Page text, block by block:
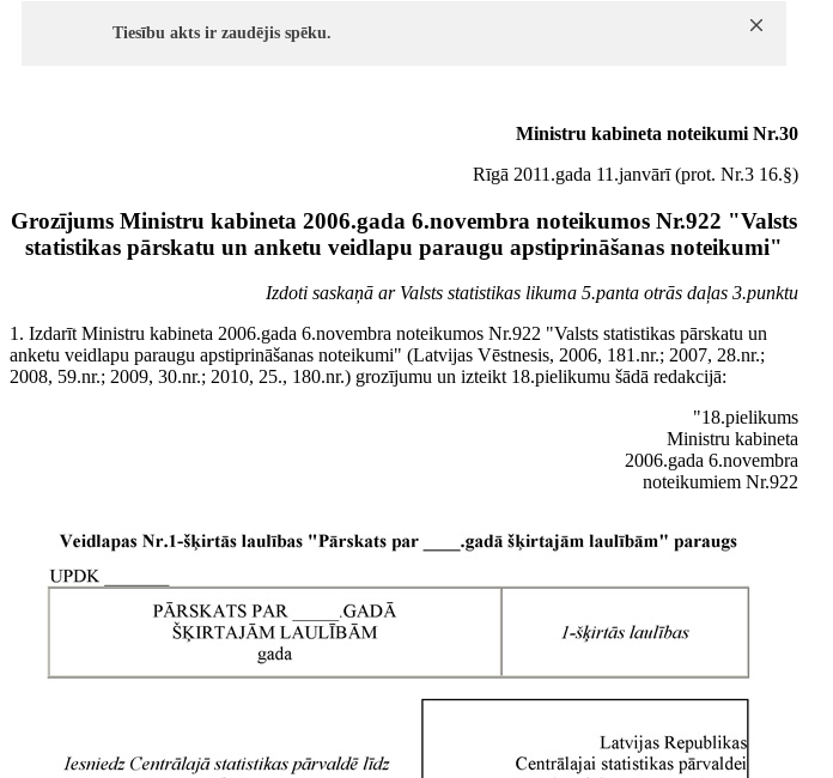
Tiesību akts ir zaudējis spēku.
Ministru kabineta noteikumi Nr.30
Rīgā 2011.gada 11.janvārī (prot. Nr.3 16.§)
Grozījums Ministru kabineta 2006.gada 6.novembra noteikumos Nr.922 "Valsts
statistikas pārskatu un anketu veidlapu paraugu apstiprināšanas noteikumi"
Izdoti saskaņā ar Valsts statistikas likuma 5.panta otrās daļas 3.punktu
1. Izdarīt Ministru kabineta 2006.gada 6.novembra noteikumos Nr.922 "Valsts statistikas pārskatu un
anketu veidlapu paraugu apstiprināšanas noteikumi" (Latvijas Vēstnesis, 2006, 181.nr.; 2007, 28.nr.;
2008, 59.nr.; 2009, 30.nr.; 2010, 25., 180.nr.) grozījumu un izteikt 18.pielikumu šādā redakcijā:
"18.pielikums
Ministru kabineta
2006.gada 6.novembra
noteikumiem Nr.922